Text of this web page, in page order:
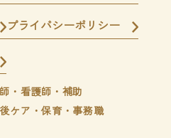
プライバシーポリシー
・看護師・補助
ケア・保育 ・事務職